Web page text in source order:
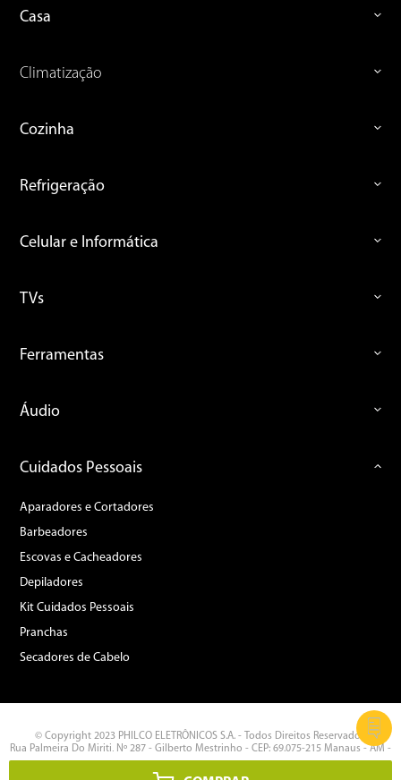
Casa
Climatização
Cozinha
Refrigeração
Celular e Informática
TVs
Ferramentas
Áudio
Cuidados Pessoais
Aparadores e Cortadores
Barbeadores
Escovas e Cacheadores
Depiladores
Kit Cuidados Pessoais
Pranchas
Secadores de Cabelo
© Copyright 2023 PHILCO ELETRÔNICOS S.A. - Todos Direitos Reservados.
Rua Palmeira Do Miriti, Nº 287 - Gilberto Mestrinho - CEP: 69.075-215 Manaus - AM -
CNPJ: 11.283.356/0002-87